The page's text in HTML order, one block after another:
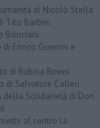
di Nicolò Stella
Tito Barbini
Bonciani
Enrico Guerrini e
di Rubina Rovini
di Salvatore Calleri
della Solidarietà di Don
al centro la